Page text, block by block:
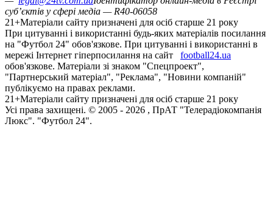
суб’єктів у сфері медіа — R40-06058
21+Матеріали сайту призначені для осіб старше 21 року
При цитуванні і використанні будь-яких матеріалів посилання
на "Футбол 24" обов'язкове. При цитуванні і використанні в
мережі Інтернет гіперпосилання на сайт
football24.ua
обов'язкове. Матеріали зі знаком "Спецпроект",
"Партнерський матеріал", "Реклама", "Новини компаній"
публікуємо на правах реклами.
21+Матеріали сайту призначені для осіб старше 21 року
Усi права захищенi. © 2005 - 2026 , ПрАТ "Телерадіокомпанія
Люкс". "Футбол 24".